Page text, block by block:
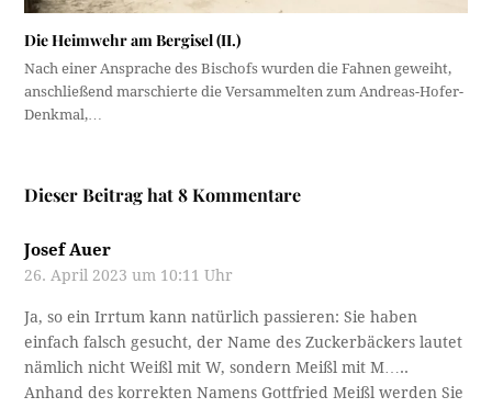
Die Heimwehr am Bergisel (II.)
Nach einer Ansprache des Bischofs wurden die Fahnen geweiht,
anschließend marschierte die Versammelten zum Andreas-Hofer-
Denkmal,…
Dieser Beitrag hat 8 Kommentare
Josef Auer
26. April 2023 um 10:11 Uhr
Ja, so ein Irrtum kann natürlich passieren: Sie haben
einfach falsch gesucht, der Name des Zuckerbäckers lautet
nämlich nicht Weißl mit W, sondern Meißl mit M…..
Anhand des korrekten Namens Gottfried Meißl werden Sie